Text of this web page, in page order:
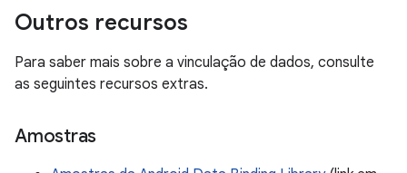
Outros recursos
Para saber mais sobre a vinculação de dados, consulte
as seguintes recursos extras.
Amostras